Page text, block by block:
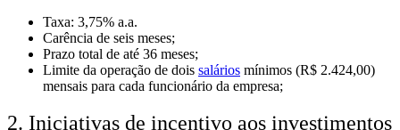
Taxa: 3,75% a.a.
Carência de seis meses;
Prazo total de até 36 meses;
Limite da operação de dois salários mínimos (R$ 2.424,00)
mensais para cada funcionário da empresa;
2. Iniciativas de incentivo aos investimentos